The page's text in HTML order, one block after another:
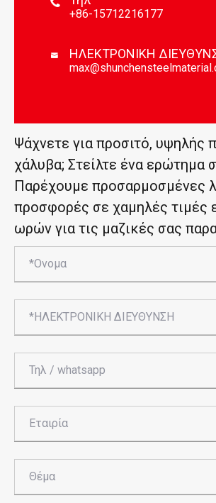

+86-15712216177
 ΗΛΕΚΤΡΟΝΙΚΗ
Ψάχνετε για προσιτό, υψηλής
χάλυβα; Στείλτε ένα ερώτημα
Παρέχουμε προσαρμοσμένες
προσφορές σε χαμηλές τιμές
ωρών για τις μαζικές σας